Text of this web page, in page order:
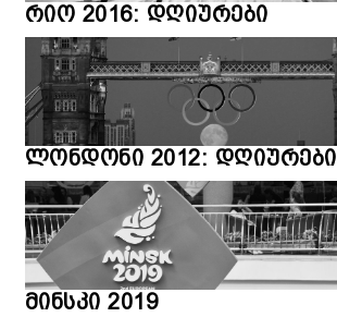
რიო 2016: დღიურები
ლონდონი 2012: დღიურები
მინსკი 2019